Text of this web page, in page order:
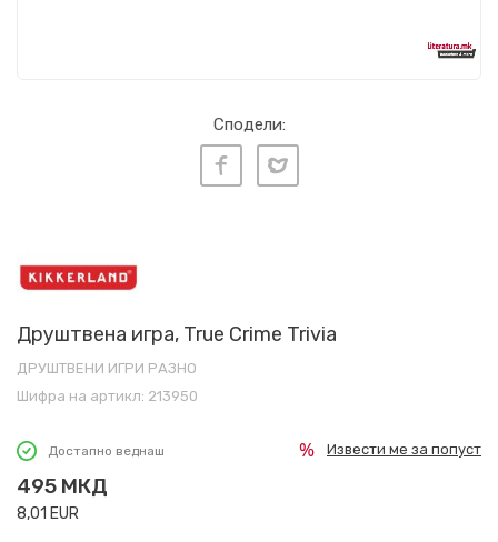
Сподели:
Друштвена игра, True Crime Trivia
ДРУШТВЕНИ ИГРИ РАЗНО
Шифра на артикл: 213950
Достапно веднаш
495 МКД
8,01 EUR
Извести ме за попуст